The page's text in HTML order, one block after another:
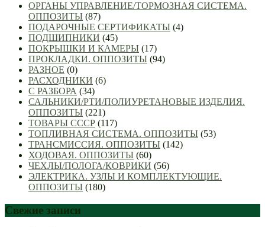
ОРГАНЫ УПРАВЛЕНИЕ/ТОРМОЗНАЯ СИСТЕМА.
ОППОЗИТЫ (87)
ПОДАРОЧНЫЕ СЕРТИФИКАТЫ (4)
ПОДШИПНИКИ (45)
ПОКРЫШКИ И КАМЕРЫ (17)
ПРОКЛАДКИ. ОППОЗИТЫ (94)
РАЗНОЕ (0)
РАСХОДНИКИ (6)
С РАЗБОРА (34)
САЛЬНИКИ/РТИ/ПОЛИУРЕТАНОВЫЕ ИЗДЕЛИЯ.
ОППОЗИТЫ (221)
ТОВАРЫ СССР (117)
ТОПЛИВНАЯ СИСТЕМА. ОППОЗИТЫ (53)
ТРАНСМИССИЯ. ОППОЗИТЫ (142)
ХОДОВАЯ. ОППОЗИТЫ (60)
ЧЕХЛЫ/ПОЛОГА/КОВРИКИ (56)
ЭЛЕКТРИКА. УЗЛЫ И КОМПЛЕКТУЮЩИЕ.
ОППОЗИТЫ (180)
Свежие записи